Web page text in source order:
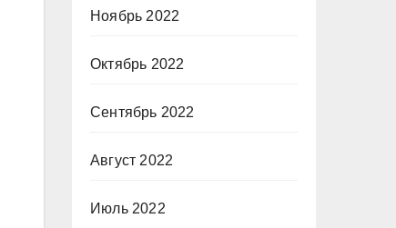
Ноябрь 2022
Октябрь 2022
Сентябрь 2022
Август 2022
Июль 2022